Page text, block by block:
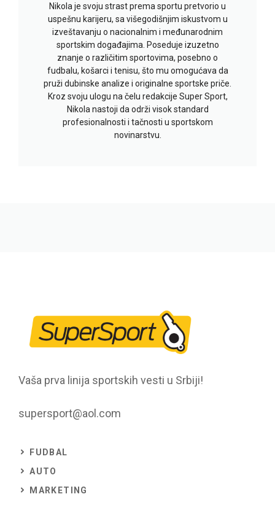
Nikola je svoju strast prema sportu pretvorio u
uspešnu karijeru, sa višegodišnjim iskustvom u
izveštavanju o nacionalnim i međunarodnim
sportskim događajima. Poseduje izuzetno
znanje o različitim sportovima, posebno o
fudbalu, košarci i tenisu, što mu omogućava da
pruži dubinske analize i originalne sportske priče.
Kroz svoju ulogu na čelu redakcije Super Sport,
Nikola nastoji da održi visok standard
profesionalnosti i tačnosti u sportskom
novinarstvu.
Vaša prva linija sportskih vesti u Srbiji!
supersport@aol.com
FUDBAL
AUTO
MARKETING